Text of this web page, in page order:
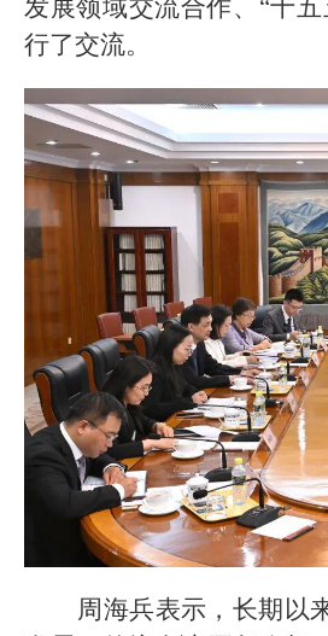
发展领域交流合作、“十
行了交流。
周海兵表示，长期以